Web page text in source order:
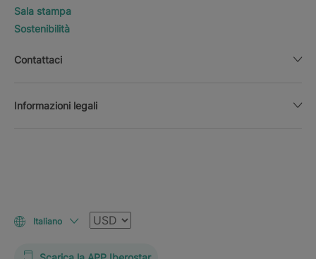
Sala stampa
Sostenibilità
Contattaci
Informazioni legali
Italiano Valuta